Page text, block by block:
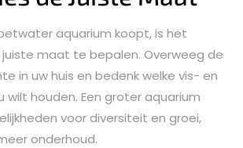
aquarium koopt, is het
maat te bepalen. Overweeg de
in uw huis en bedenk welke vis- en
houden. Een groter aquarium
voor diversiteit en groei,
onderhoud.